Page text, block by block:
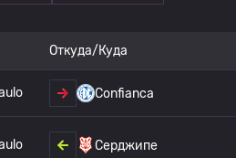
Откуда/Куда
Confianca
Серджипе